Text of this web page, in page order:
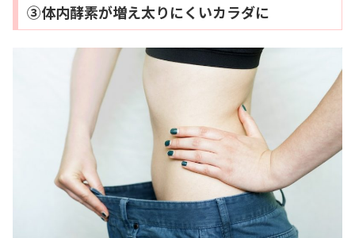
③体内酵素が増え太りにくいカラダに